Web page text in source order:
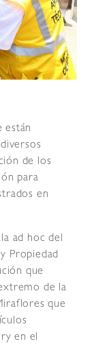
están
de los
para
en
ad hoc del
Propiedad
que
de la
que
en el